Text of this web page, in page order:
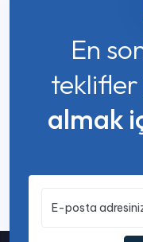
En
teklifler
almak